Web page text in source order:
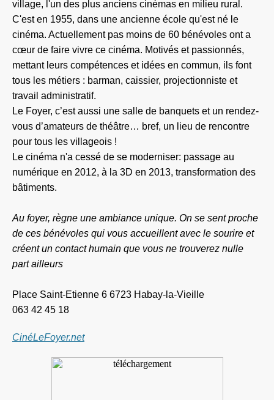
village, l'un des plus anciens cinémas en milieu rural.
C'est en 1955, dans une ancienne école qu'est né le
cinéma. Actuellement pas moins de 60 bénévoles ont a
cœur de faire vivre ce cinéma. Motivés et passionnés,
mettant leurs compétences et idées en commun, ils font
tous les métiers : barman, caissier, projectionniste et
travail administratif.
Le Foyer, c’est aussi une salle de banquets et un rendez-
vous d’amateurs de théâtre… bref, un lieu de rencontre
pour tous les villageois !
Le cinéma n'a cessé de se moderniser: passage au
numérique en 2012, à la 3D en 2013, transformation des
bâtiments.
Au foyer, règne une ambiance unique. On se sent proche
de ces bénévoles qui vous accueillent avec le sourire et
créent un contact humain que vous ne trouverez nulle
part ailleurs
Place Saint-Etienne 6 6723 Habay-la-Vieille
063 42 45 18
CinéLeFoyer.net